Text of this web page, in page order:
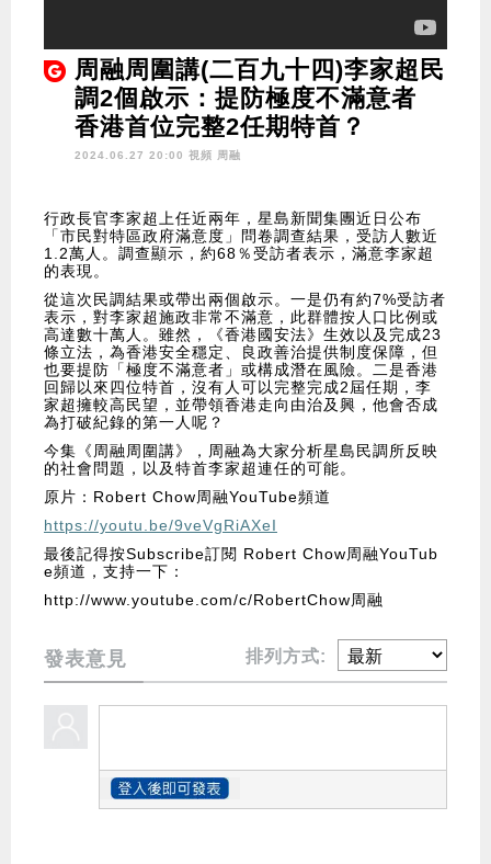
周融周圍講(二百九十四)李家超民
調2個啟示：提防極度不滿意者
香港首位完整2任期特首？
2024.06.27 20:00 視頻 周融
行政長官李家超上任近兩年，星島新聞集團近日公布
「市民對特區政府滿意度」問卷調查結果，受訪人數近
1.2萬人。調查顯示，約68％受訪者表示，滿意李家超
的表現。
從這次民調結果或帶出兩個啟示。一是仍有約7%受訪者
表示，對李家超施政非常不滿意，此群體按人口比例或
高達數十萬人。雖然，《香港國安法》生效以及完成23
條立法，為香港安全穩定、良政善治提供制度保障，但
也要提防「極度不滿意者」或構成潛在風險。二是香港
回歸以來四位特首，沒有人可以完整完成2屆任期，李
家超擁較高民望，並帶領香港走向由治及興，他會否成
為打破紀錄的第一人呢？
今集《周融周圍講》，周融為大家分析星島民調所反映
的社會問題，以及特首李家超連任的可能。
原片：Robert Chow周融YouTube頻道
https://youtu.be/9veVgRiAXeI
最後記得按Subscribe訂閱 Robert Chow周融YouTub
e頻道，支持一下：
http://www.youtube.com/c/RobertChow周融
發表意見 排列方式: